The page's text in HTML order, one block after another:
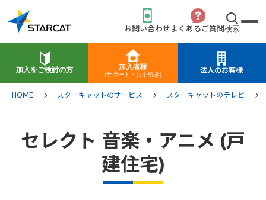
お問い合わせ よくあるご質問検索
加入をご検討の方 加入者様
(サポート・お手続き)
法人のお客様
HOME スターキャットのサービス スターキャットのテレビ
セレクト 音楽・アニメ (戸
建住宅)